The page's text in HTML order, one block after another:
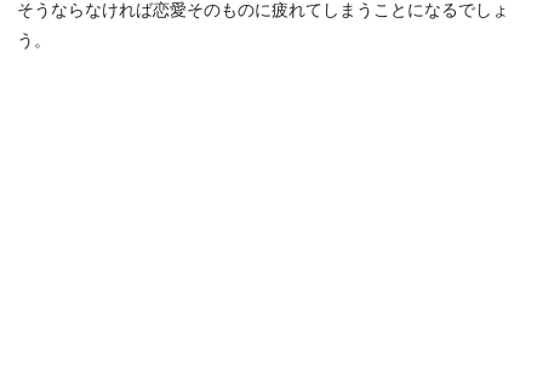
そうならなければ恋愛そのものに疲れてしまうことになるでしょ
う。